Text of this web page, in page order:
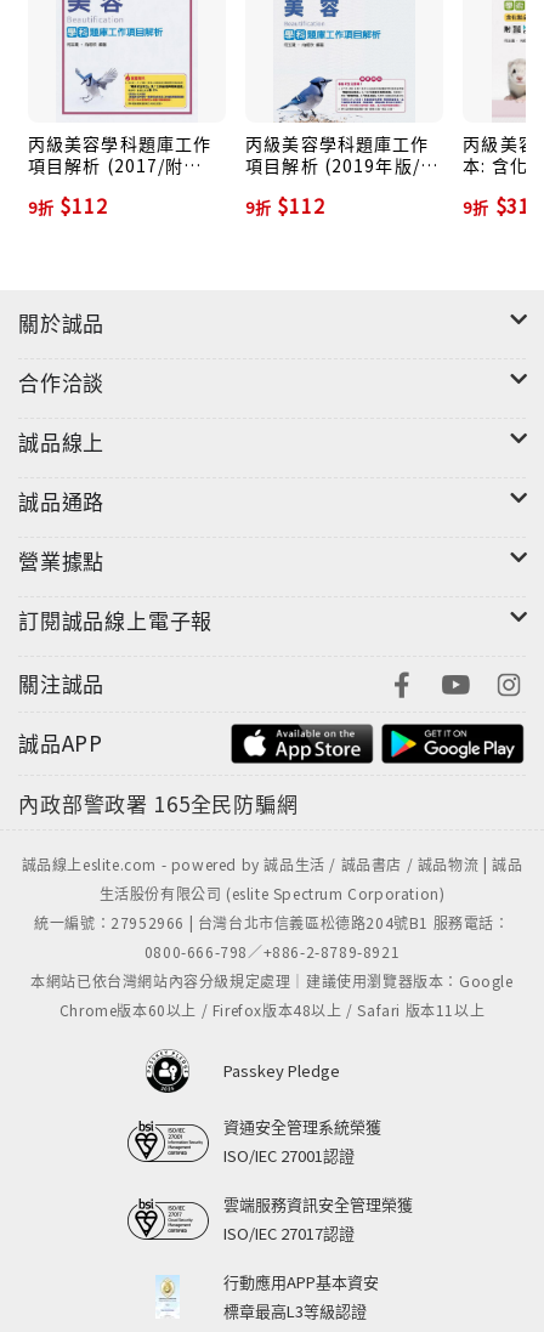
丙級美容學科題庫工作
項目解析 (2017/附
9折 $112
丙級美容學科題庫工作
項目解析 (2019年版/附
9折 $112
丙級美容
本: 含化
答 (第9
9折 $315
關於誠品
合作洽談
誠品線上
誠品通路
營業據點
訂閱誠品線上電子報
關注誠品
誠品APP
內政部警政署 165全民防騙網
誠品線上eslite.com - powered by 誠品生活 / 誠品書店 / 誠品物流 | 誠品
生活股份有限公司 (eslite Spectrum Corporation)
統一編號：27952966 | 台灣台北市信義區松德路204號B1 服務電話：
0800-666-798／+886-2-8789-8921
本網站已依台灣網站內容分級規定處理｜建議使用瀏覽器版本：Google
Chrome版本60以上 / Firefox版本48以上 / Safari 版本11以上
Passkey Pledge
資通安全管理系統榮獲
ISO/IEC 27001認證
雲端服務資訊安全管理榮獲
ISO/IEC 27017認證
行動應用APP基本資安
標章最高L3等級認證